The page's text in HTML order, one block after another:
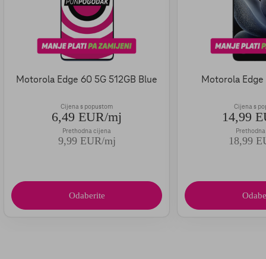
Motorola Edge 60 5G 512GB Blue
Cijena s popustom
6,49 EUR/mj
Prethodna cijena
9,99 EUR/mj
Odaberite
Motorola Edge
Cijena s
14,99
18,99